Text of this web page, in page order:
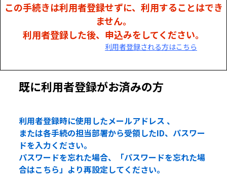
この手続きは利用者登録せずに、利用することはでき
ません。
利用者登録した後、申込みをしてください。
利用者登録される方はこちら
既に利用者登録がお済みの方
利用者登録時に使用したメールアドレス 、
または各手続の担当部署から受領したID、パスワー
ドを入力ください。
パスワードを忘れた場合、「パスワードを忘れた場
合はこちら」より再設定してください。